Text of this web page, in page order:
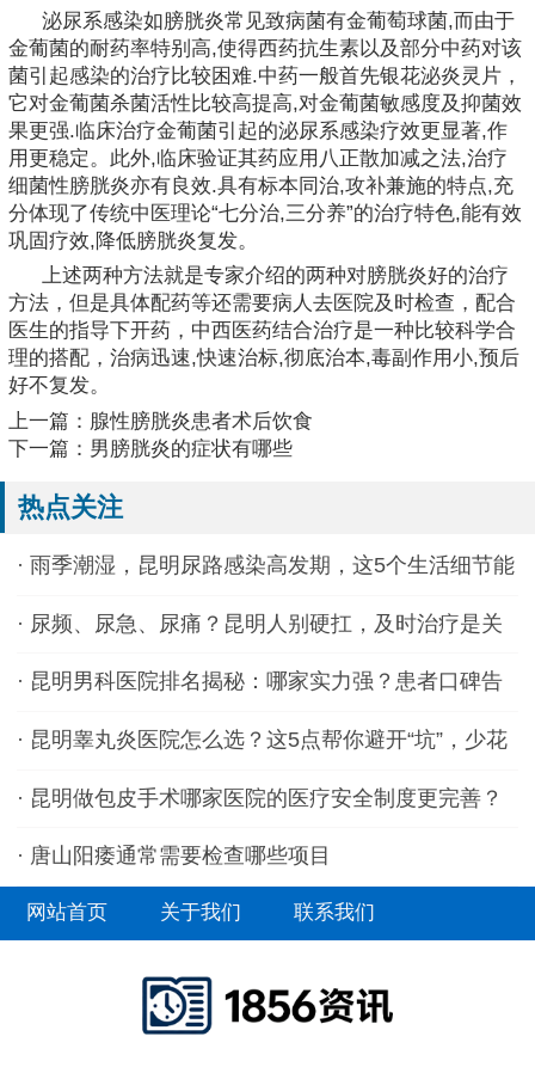
泌尿系感染如膀胱炎常见致病菌有金葡萄球菌,而由于
金葡菌的耐药率特别高,使得西药抗生素以及部分中药对该
菌引起感染的治疗比较困难.中药一般首先银花泌炎灵片，
它对金葡菌杀菌活性比较高提高,对金葡菌敏感度及抑菌效
果更强.临床治疗金葡菌引起的泌尿系感染疗效更显著,作
用更稳定。此外,临床验证其药应用八正散加减之法,治疗
细菌性膀胱炎亦有良效.具有标本同治,攻补兼施的特点,充
分体现了传统中医理论“七分治,三分养”的治疗特色,能有效
巩固疗效,降低膀胱炎复发。
上述两种方法就是专家介绍的两种对膀胱炎好的治疗
方法，但是具体配药等还需要病人去医院及时检查，配合
医生的指导下开药，中西医药结合治疗是一种比较科学合
理的搭配，治病迅速,快速治标,彻底治本,毒副作用小,预后
好不复发。
上一篇： 腺性膀胱炎患者术后饮食
下一篇： 男膀胱炎的症状有哪些
热点关注
· 雨季潮湿，昆明尿路感染高发期，这5个生活细节能
救命
· 尿频、尿急、尿痛？昆明人别硬扛，及时治疗是关
键
· 昆明男科医院排名揭秘：哪家实力强？患者口碑告
诉你真相
· 昆明睾丸炎医院怎么选？这5点帮你避开“坑”，少花
冤枉钱
· 昆明做包皮手术哪家医院的医疗安全制度更完善？
· 唐山阳痿通常需要检查哪些项目
网站首页 关于我们 联系我们